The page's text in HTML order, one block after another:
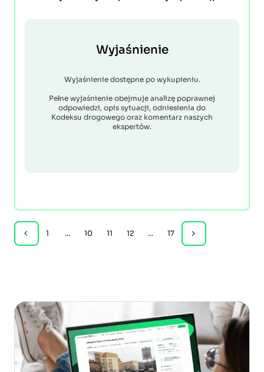
Wyjaśnienie
Wyjaśnienie dostępne po wykupieniu.
Pełne wyjaśnienie obejmuje analizę poprawnej
odpowiedzi, opis sytuacji, odniesienia do
Kodeksu drogowego oraz komentarz naszych
ekspertów.
1 ... 10 11 12 ... 17